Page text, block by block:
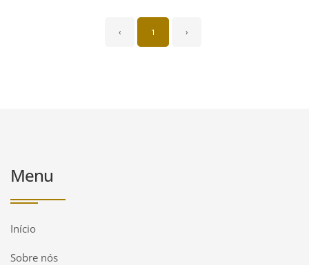
‹ 1 ›
Menu
Início
Sobre nós